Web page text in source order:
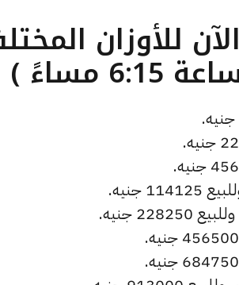
ما هو سعر الذهب عيار 21 الآن للأوزان